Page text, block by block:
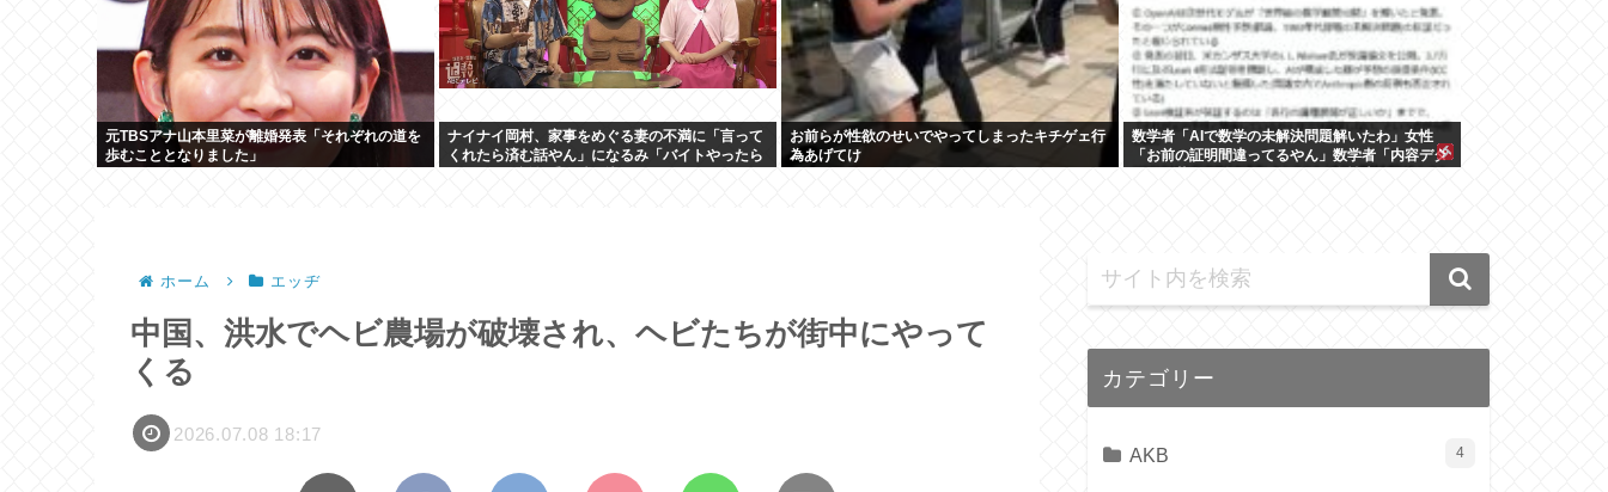
元TBSアナ山本里菜が離婚発表「それぞれの道を
歩むこととなりました」
ナイナイ岡村、家事をめぐる妻の不満に「言って
くれたら済む話やん」になるみ「バイトやったら
お前らが性欲のせいでやってしまったキチゲェ行
為あげてけ
数学者「AIで数学の未解決問題解いたわ」女性
「お前の証明間違ってるやん」数学者「内容デタ
ホーム エッヂ
中国、洪水でヘビ農場が破壊され、ヘビたちが街中にやって
くる
2026.07.08 18:17
カテゴリー
AKB 4